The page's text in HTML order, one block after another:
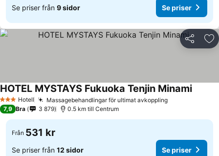
Se priser från 9 sidor Se priser
Dela
3 StjärnorHotell Massagebehandlingar för ultimat avkoppling
HOTEL MYSTAYS Fukuoka Tenjin Minami
7,9 Bra 3 879 0.5 km till Centrum
Från 531 kr
Se priser från 12 sidor Se priser